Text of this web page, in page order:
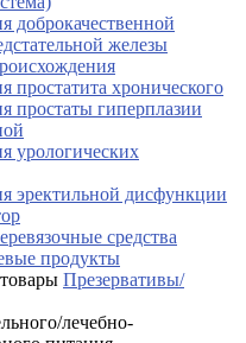
доброкачественной
железы
простатита хронического
простаты гиперплазии
урологических
эректильной дисфункции
средства
продукты
Презервативы/